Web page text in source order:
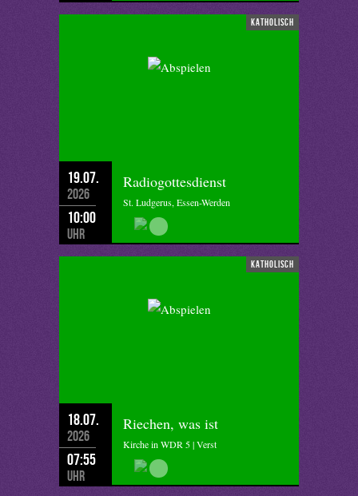
katholisch
19.07.
2026
10:00
Uhr
Radiogottesdienst
St. Ludgerus, Essen-Werden
katholisch
18.07.
2026
07:55
Uhr
Riechen, was ist
Kirche in WDR 5 | Verst